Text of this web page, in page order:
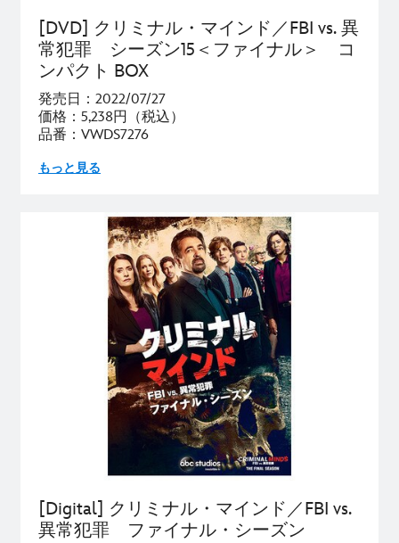
[DVD] クリミナル・マインド／FBI vs. 異
常犯罪 シーズン15＜ファイナル＞ コ
ンパクト BOX
発売日：2022/07/27
価格：5,238円（税込）
品番：VWDS7276
もっと見る
[Digital] クリミナル・マインド／FBI vs.
異常犯罪 ファイナル・シーズン